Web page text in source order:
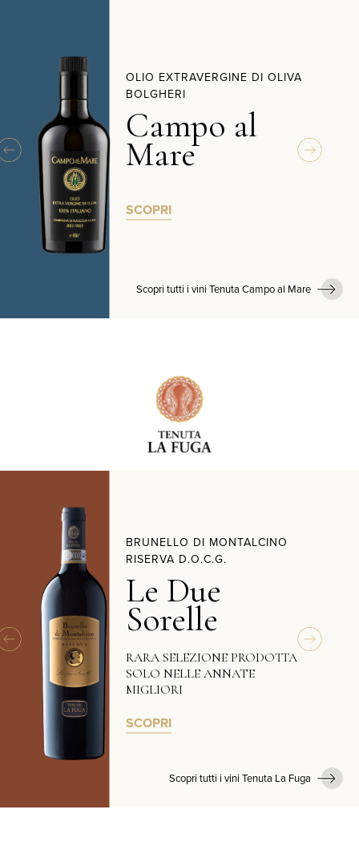
OLIO EXTRAVERGINE DI OLIVA
BOLGHERI
Campo al
Mare
SCOPRI
Scopri tutti i vini Tenuta Campo al Mare
BRUNELLO DI MONTALCINO
RISERVA D.O.C.G.
Le Due
Sorelle
RARA SELEZIONE PRODOTTA
SOLO NELLE ANNATE
MIGLIORI
SCOPRI
Scopri tutti i vini Tenuta La Fuga